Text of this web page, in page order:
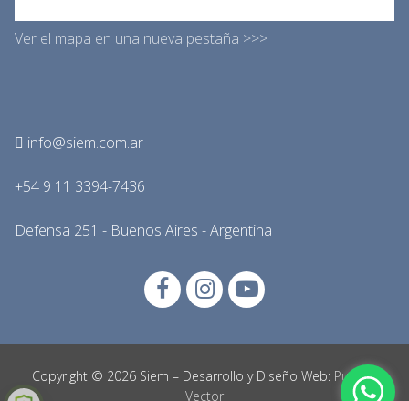
Ver el mapa en una nueva pestaña >>>
info@siem.com.ar
+54 9 11 3394-7436
Defensa 251 - Buenos Aires - Argentina
Copyright © 2026 Siem – Desarrollo y Diseño Web: Punto y
Vector